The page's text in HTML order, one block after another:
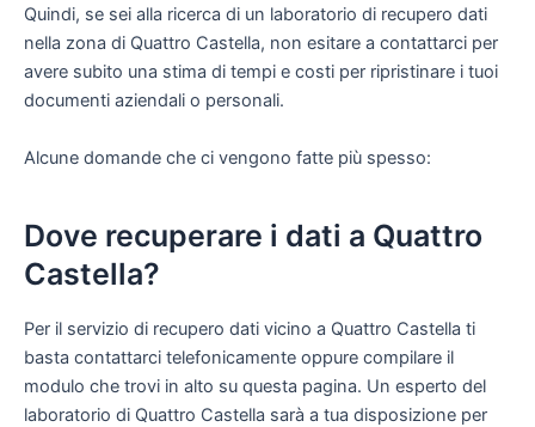
Quindi, se sei alla ricerca di un laboratorio di recupero dati
nella zona di Quattro Castella, non esitare a contattarci per
avere subito una stima di tempi e costi per ripristinare i tuoi
documenti aziendali o personali.
Alcune domande che ci vengono fatte più spesso:
Dove recuperare i dati a Quattro
Castella?
Per il servizio di recupero dati vicino a Quattro Castella ti
basta contattarci telefonicamente oppure compilare il
modulo che trovi in alto su questa pagina. Un esperto del
laboratorio di Quattro Castella sarà a tua disposizione per